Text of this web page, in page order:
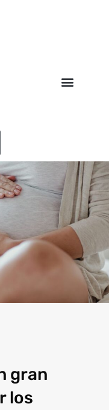
gran
los